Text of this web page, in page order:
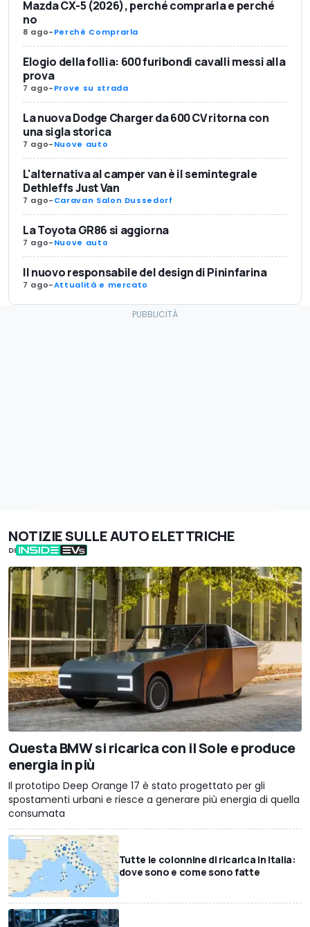
Mazda CX-5 (2026), perché comprarla e perché
no
8 ago-Perché Comprarla
Elogio della follia: 600 furibondi cavalli messi alla
prova
7 ago-Prove su strada
La nuova Dodge Charger da 600 CV ritorna con
una sigla storica
7 ago-Nuove auto
L'alternativa al camper van è il semintegrale
Dethleffs Just Van
7 ago-Caravan Salon Dussedorf
La Toyota GR86 si aggiorna
7 ago-Nuove auto
Il nuovo responsabile del design di Pininfarina
7 ago-Attualità e mercato
NOTIZIE SULLE AUTO ELETTRICHE
DI
Questa BMW si ricarica con il Sole e produce
energia in più
Il prototipo Deep Orange 17 è stato progettato per gli
spostamenti urbani e riesce a generare più energia di quella
consumata
Tutte le colonnine di ricarica in Italia:
dove sono e come sono fatte